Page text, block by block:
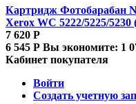
Картридж Фотобарабан
Xerox WC 5222/5225/5230
7 620 Р
6 545 Р Вы экономите: 1
Кабинет покупателя
Войти
Создать учетную